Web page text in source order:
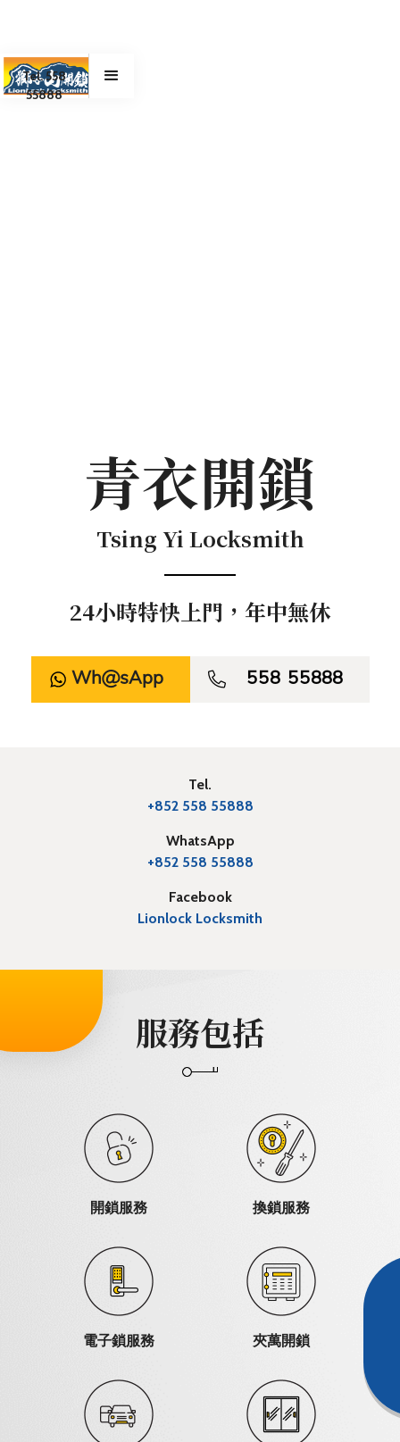
Tel. 558
55888
青衣開鎖
Tsing Yi Locksmith
24小時特快上門，年中無休
WhatsApp  558 55888
Tel.
+852 558 55888
WhatsApp
+852 558 55888
Facebook
Lionlock Locksmith
服務包括
開鎖服務 換鎖服務
電子鎖服務 夾萬開鎖